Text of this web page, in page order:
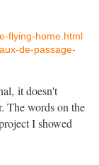
flying-home.html
de-passage-
it doesn't
The words on the
I showed